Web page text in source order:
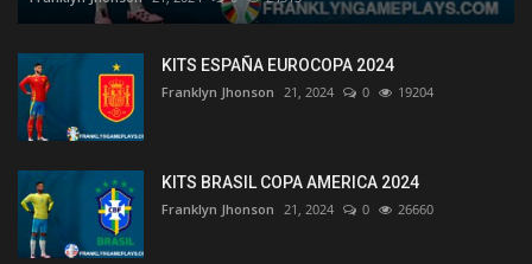
KITS ESPAÑA EUROCOPA 2024
Franklyn Jhonson 21, 2024 0 19204
KITS BRASIL COPA AMERICA 2024
Franklyn Jhonson 21, 2024 0 26660